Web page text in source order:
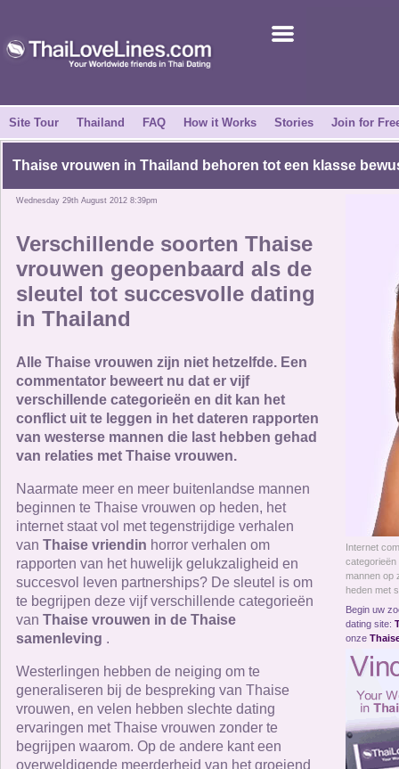
Success Stories
News Centre
About Us
Site Tour
Contact Us
Online Now
Women Online
Men Online
Site Tour Thailand FAQ How it Works Stories Join for
Thaise vrouwen in Thailand behoren tot een klasse
Wednesday 29th August 2012 8:39pm
Verschillende soorten Thaise
vrouwen geopenbaard als de
sleutel tot succesvolle dating
in Thailand
Alle Thaise vrouwen zijn niet hetzelfde. Een
commentator beweert nu dat er vijf
verschillende categorieën en dit kan het
conflict uit te leggen in het dateren rapporten
van westerse mannen die last hebben gehad
van relaties met Thaise vrouwen.
Naarmate meer en meer buitenlandse mannen
beginnen te Thaise vrouwen op heden, het
internet staat vol met tegenstrijdige verhalen
van Thaise vriendin horror verhalen om
rapporten van het huwelijk gelukzaligheid en
succesvol leven partnerships? De sleutel is om
te begrijpen deze vijf verschillende categorieën
van Thaise vrouwen in de Thaise
samenleving .
Westerlingen hebben de neiging om te
generaliseren bij de bespreking van Thaise
vrouwen, en velen hebben slechte dating
ervaringen met Thaise vrouwen zonder te
begrijpen waarom. Op de andere kant een
overweldigende meerderheid van het groeiend
Internet
categorieën
mannen op
heden met
Begin uw
dating site:
onze